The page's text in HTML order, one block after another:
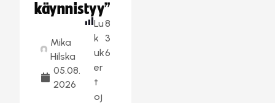
käynnistyy”
Mika
Hilska
05.08.
2026
Lu
k
uk
er
t
oj
8
3
6